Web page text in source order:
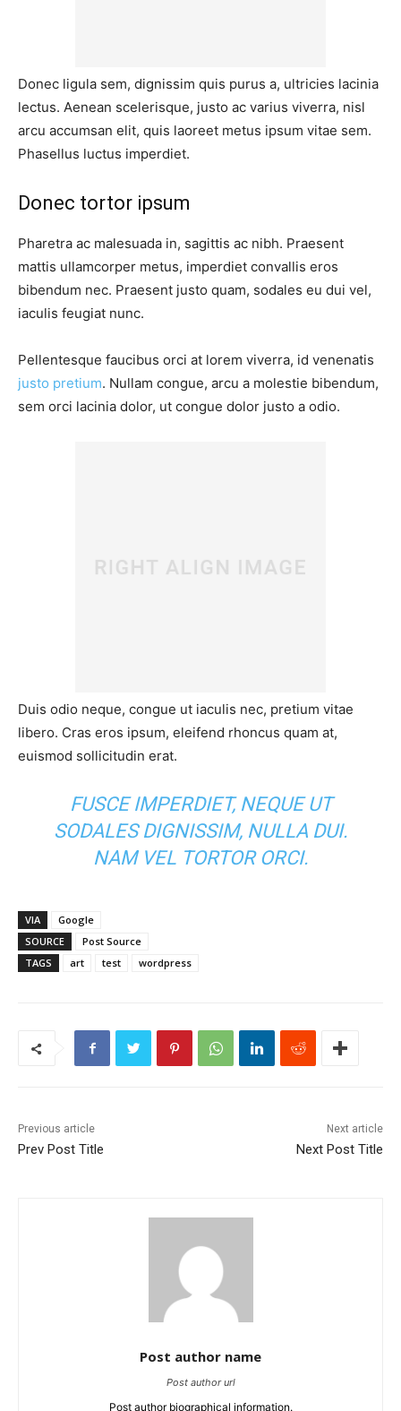
Donec ligula sem, dignissim quis purus a, ultricies lacinia
lectus. Aenean scelerisque, justo ac varius viverra, nisl
arcu accumsan elit, quis laoreet metus ipsum vitae sem.
Phasellus luctus imperdiet.
Donec tortor ipsum
Pharetra ac malesuada in, sagittis ac nibh. Praesent
mattis ullamcorper metus, imperdiet convallis eros
bibendum nec. Praesent justo quam, sodales eu dui vel,
iaculis feugiat nunc.
Pellentesque faucibus orci at lorem viverra, id venenatis
justo pretium. Nullam congue, arcu a molestie bibendum,
sem orci lacinia dolor, ut congue dolor justo a odio.
Duis odio neque, congue ut iaculis nec, pretium vitae
libero. Cras eros ipsum, eleifend rhoncus quam at,
euismod sollicitudin erat.
FUSCE IMPERDIET, NEQUE UT
SODALES DIGNISSIM, NULLA DUI.
NAM VEL TORTOR ORCI.
VIA
Google
SOURCE
Post Source
TAGS
art test wordpress
Previous article
Prev Post Title
Next article
Next Post Title
Post author name
Post author url
Post author biographical information.